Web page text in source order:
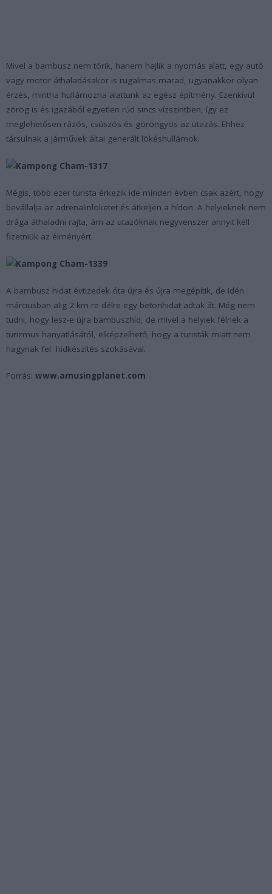
Mivel a bambusz nem törik, hanem hajlik a nyomás alatt, egy autó
vagy motor áthaladásakor is rugalmas marad, ugyanakkor olyan
érzés, mintha hullámozna alattunk az egész építmény. Ezenkívül
zörög is és igazából egyetlen rúd sincs vízszintben, így ez
meglehetősen rázós, csúszós és göröngyös az utazás. Ehhez
társulnak a járművek által generált lökéshullámok.
Mégis, több ezer turista érkezik ide minden évben csak azért, hogy
bevállalja az adrenalinlöketet és átkeljen a hídon. A helyieknek nem
drága áthaladni rajta, ám az utazóknak negyvenszer annyit kell
fizetniük az élményért.
A bambusz hidat évtizedek óta újra és újra megépítik, de idén
márciusban alig 2 km-re délre egy betonhidat adtak át. Még nem
tudni, hogy lesz-e újra bambuszhíd, de mivel a helyiek félnek a
turizmus hanyatlásától, elképzelhető, hogy a turisták miatt nem
hagynak fel hídkészítés szokásával.
Forrás: www.amusingplanet.com